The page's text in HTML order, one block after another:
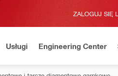
ZALOGUJ SIĘ
Usługi Engineering Center